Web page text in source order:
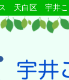
天白区 宇井こ